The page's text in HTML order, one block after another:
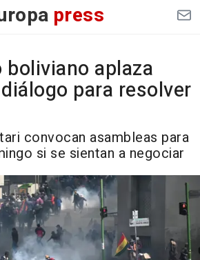
press
boliviano aplaza
para resolver
convocan asambleas para
si se sientan a negociar